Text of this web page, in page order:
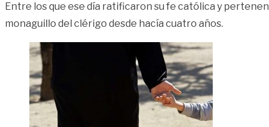
Entre los que ese día ratificaron su fe católica y
monaguillo del clérigo desde hacía cuatro años.